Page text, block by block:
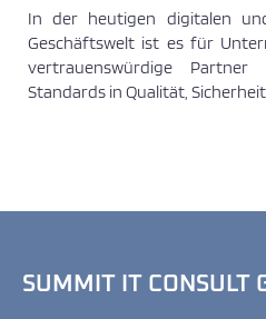
In der heutigen digitalen
Geschäftswelt ist es für
vertrauenswürdige
Standards in Qualität,
SUMMIT IT CONSULT